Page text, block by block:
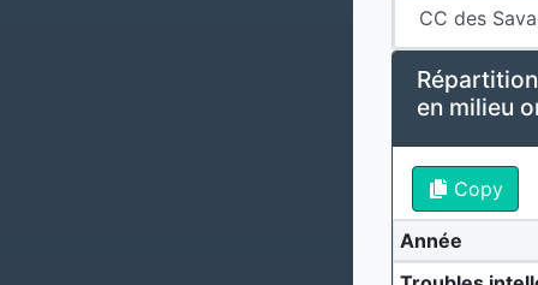
CC des
en milieu
Copy
Année